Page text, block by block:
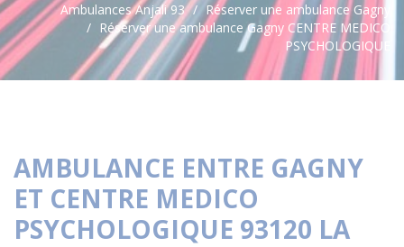
Ambulances Anjali 93
Réserver une ambulance Gagny
Réserver une ambulance Gagny CENTRE MEDICO
PSYCHOLOGIQUE
AMBULANCE ENTRE GAGNY
ET CENTRE MEDICO
PSYCHOLOGIQUE 93120 LA